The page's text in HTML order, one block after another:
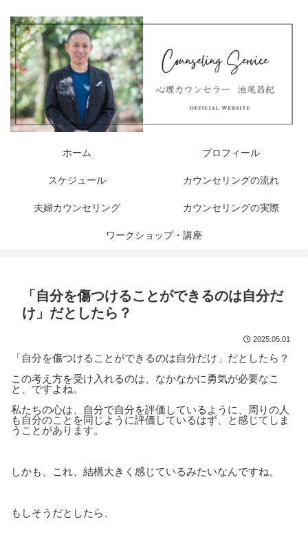
ホーム プロフィール
スケジュール カウンセリングの流れ
夫婦カウンセリング カウンセリングの実際
ワークショップ・講座
「自分を傷つけることができるのは自分だ
け」だとしたら？
2025.05.01
「自分を傷つけることができるのは自分だけ」だとしたら？
この考え方を受け入れるのは、なかなかに勇気が必要なこ
と、ですよね。
私たちの心は、自分で自分を評価しているように、周りの人
も自分のことを同じように評価しているはず、と感じてしま
うことがあります。
しかも、これ、結構大きく感じているみたいなんですね。
もしそうだとしたら、